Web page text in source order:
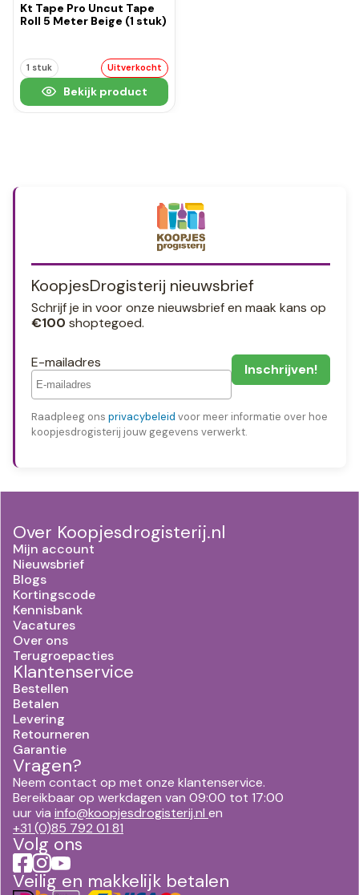
Kt Tape Pro Uncut Tape
Roll 5 Meter Beige (1 stuk)
1 stuk Uitverkocht
Bekijk product
KoopjesDrogisterij nieuwsbrief
Schrijf je in voor onze nieuwsbrief en maak kans op
€100 shoptegoed.
E-mailadres
Raadpleeg ons privacybeleid voor meer informatie over hoe
koopjesdrogisterij jouw gegevens verwerkt.
Over Koopjesdrogisterij.nl
Mijn account
Nieuwsbrief
Blogs
Kortingscode
Kennisbank
Vacatures
Over ons
Terugroepacties
Klantenservice
Bestellen
Betalen
Levering
Retourneren
Garantie
Vragen?
Neem contact op met onze klantenservice.
Bereikbaar op werkdagen van 09:00 tot 17:00
uur via info@koopjesdrogisterij.nl en
+31 (0)85 792 01 81
Volg ons
Veilig en makkelijk betalen